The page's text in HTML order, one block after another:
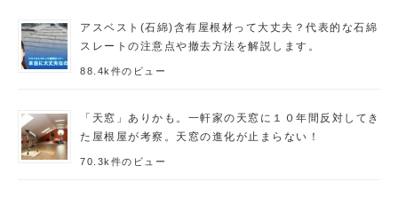
アスベスト(石綿)含有屋根材って大丈夫？代表的な石綿
スレートの注意点や撤去方法を解説します。
88.4k件のビュー
「天窓」ありかも。一軒家の天窓に１０年間反対してき
た屋根屋が考察。天窓の進化が止まらない！
70.3k件のビュー